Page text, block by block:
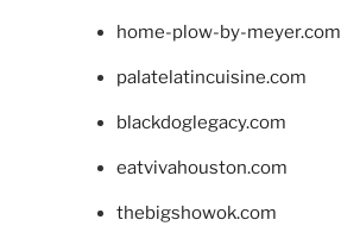
home-plow-by-meyer.com
palatelatincuisine.com
blackdoglegacy.com
eatvivahouston.com
thebigshowok.com